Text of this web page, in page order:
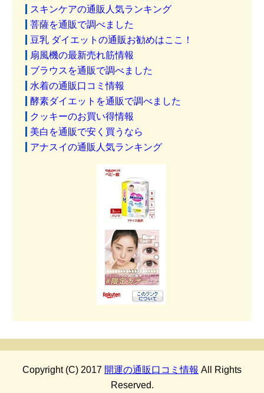
スキンケアの通販人気ランキング
菩薩を通販で調べました
豆乳 ダイエットの通販お勧めはここ！
扇風機の最新売れ筋情報
ブラウスを通販で調べました
水着の通販口コミ情報
酵素ダイエットを通販で調べました
クッキーのお買い得情報
美白を通販で安く買うなら
アナスイの通販人気ランキング
Copyright (C) 2017 開運の通販口コミ情報 All Rights
Reserved.